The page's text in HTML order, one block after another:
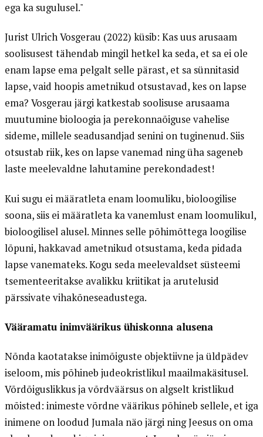
ega ka sugulusel."
Jurist Ulrich Vosgerau (2022) küsib: Kas uus arusaam
soolisusest tähendab mingil hetkel ka seda, et sa ei ole
enam lapse ema pelgalt selle pärast, et sa sünnitasid
lapse, vaid hoopis ametnikud otsustavad, kes on lapse
ema? Vosgerau järgi katkestab soolisuse arusaama
muutumine bioloogia ja perekonnaõiguse vahelise
sideme, millele seadusandjad senini on tuginenud. Siis
otsustab riik, kes on lapse vanemad ning üha sageneb
laste meelevaldne lahutamine perekondadest!
Kui sugu ei määratleta enam loomuliku, bioloogilise
soona, siis ei määratleta ka vanemlust enam loomulikul,
bioloogilisel alusel. Minnes selle põhimõttega loogilise
lõpuni, hakkavad ametnikud otsustama, keda pidada
lapse vanemateks. Kogu seda meelevaldset süsteemi
tsementeeritakse avalikku kriitikat ja arutelusid
pärssivate vihakõneseadustega.
Vääramatu inimväärikus ühiskonna alusena
Nõnda kaotatakse inimõiguste objektiivne ja üldpädev
iseloom, mis põhineb judeokristlikul maailmakäsitusel.
Võrdõiguslikkus ja võrdväärsus on algselt kristlikud
mõisted: inimeste võrdne väärikus põhineb sellele, et iga
inimene on loodud Jumala näo järgi ning Jeesus on oma